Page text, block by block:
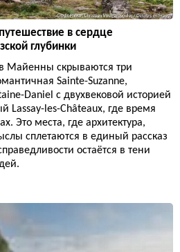
в сердце
глубинки
Майенны скрываются три
Sainte-Suzanne,
Daniel с двухвековой историей
Lassay-les-Châteaux, где время
Это места, где архитектура,
сплетаются в единый рассказ
остаётся в тени